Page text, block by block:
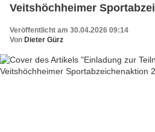
Veitshöchheimer
Veröffentlicht am 30.04.2026 09:14
Von Dieter Gürz